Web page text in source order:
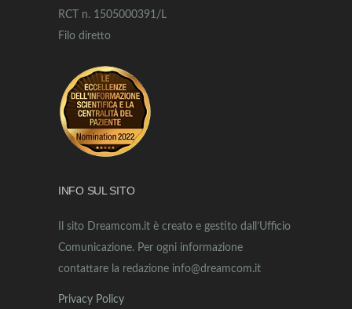
RCT n. 1505000391/L
Filo diretto
INFO SUL SITO
Il sito Dreamcom.it è creato e gestito dall’Ufficio
Comunicazione. Per ogni informazione
contattare la redazione info@dreamcom.it
Privacy Policy